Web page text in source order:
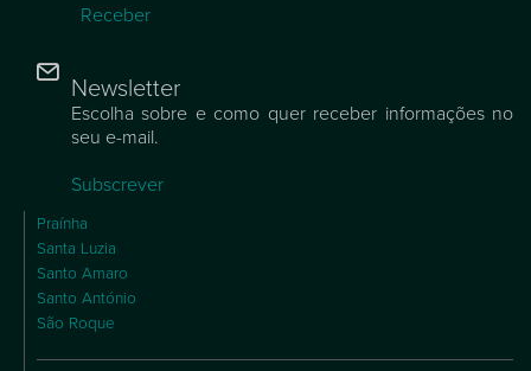
Receber
Newsletter
Escolha sobre e como quer receber informações no
seu e-mail.
Subscrever
Praínha
Santa Luzia
Santo Amaro
Santo António
São Roque